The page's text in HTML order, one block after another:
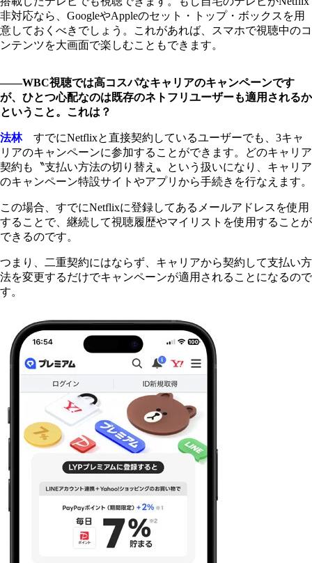
非対応なら、GoogleやAppleのセット・トップ・ボックスを用
意しておくべきでしょう。これがあれば、スマホで視聴中のコ
ンテンツを大画面で楽しむこともできます。
――WBC視聴では高コスパなキャリアのキャンペーンです
が、ひとつ心配なのは既存のネトフリユーザーも適用されるか
ということ。これは？
法林すでにNetflixと直接契約しているユーザーでも、3キャ
リアのキャンペーンに参加することができます。どのキャリア
契約も〝支払い方法の切り替え〟という扱いになり、キャリア
のキャンペーン特設サイトやアプリから手続きを行なえます。
この場合、すでにNetflixに登録してあるメールアドレスを使用
することで、継続して視聴履歴やマイリストを使用することが
できるのです。
つまり、二重契約にはならず、キャリアから契約して支払い方
法を変更するだけでキャンペーンが適用されることになるので
す。